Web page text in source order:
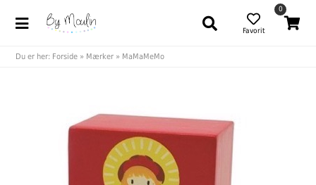
Favorit
0
Du er her: Forside » Mærker » MaMaMeMo